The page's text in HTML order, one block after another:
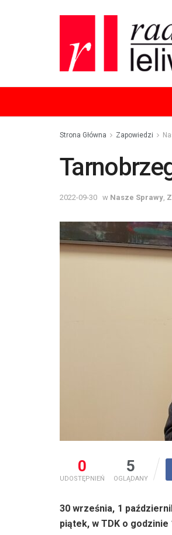
Strona Główna Zapowiedzi
2022-09-30 w Nasze Sprawy
0
UDOSTĘPNIEŃ
5
OGLĄDANY
30 września, 1
piątek, w TDK o godzinie